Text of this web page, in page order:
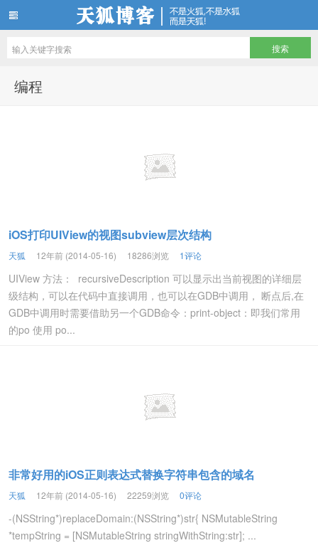
编程
iOS打印UIView的视图subview层次结构
天狐 12年前 (2014-05-16) 18286浏览 1评论
UIView 方法： recursiveDescription 可以显示出当前视图的详细层
级结构，可以在代码中直接调用，也可以在GDB中调用， 断点后,在
GDB中调用时需要借助另一个GDB命令：print-object：即我们常用
的po 使用 po...
非常好用的iOS正则表达式替换字符串包含的域名
天狐 12年前 (2014-05-16) 22259浏览 0评论
-(NSString*)replaceDomain:(NSString*)str{ NSMutableString
*tempString = [NSMutableString stringWithString:str]; ...